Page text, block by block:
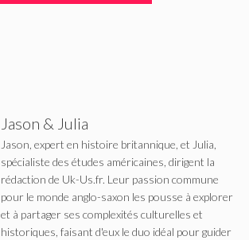
Jason & Julia
Jason, expert en histoire britannique, et Julia,
spécialiste des études américaines, dirigent la
rédaction de Uk-Us.fr. Leur passion commune
pour le monde anglo-saxon les pousse à explorer
et à partager ses complexités culturelles et
historiques, faisant d'eux le duo idéal pour guider